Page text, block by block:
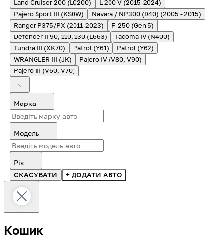
Land Cruiser 200 (LC200)
L 200 V (2015-2024)
Pajero Sport III (KS0W)
Navara / NP300 (D40) (2005 - 2015)
Ranger P375/PX (2011-2023)
F-250 (Gen 5)
Defender II 90, 110, 130 (L663)
Tacoma IV (N400)
Tundra III (XK70)
Patrol (Y61)
Patrol (Y62)
WRANGLER III (JK)
Pajero IV (V80, V90)
Pajero III (V60, V70)
Марка
Модель
Рік
СКАСУВАТИ
+ ДОДАТИ АВТО
Кошик